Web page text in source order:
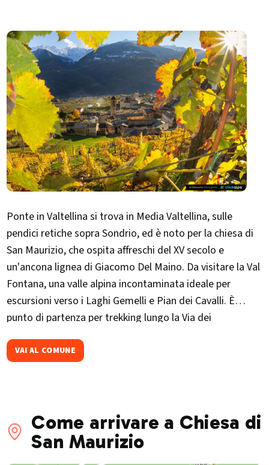
Ponte in Valtellina si trova in Media Valtellina, sulle
pendici retiche sopra Sondrio, ed è noto per la chiesa di
San Maurizio, che ospita affreschi del XV secolo e
un'ancona lignea di Giacomo Del Maino. Da visitare la Val
Fontana, una valle alpina incontaminata ideale per
escursioni verso i Laghi Gemelli e Pian dei Cavalli. È
punto di partenza per trekking lungo la Via dei
"Ponte in Fiore", rassegna culturale con mostre, concerti
VAI AL COMUNE
Come arrivare a Chiesa di
San Maurizio